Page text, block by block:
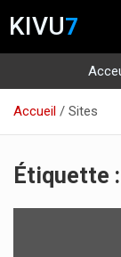
KIVU7
contenu
Accueil Sites
Étiquette :